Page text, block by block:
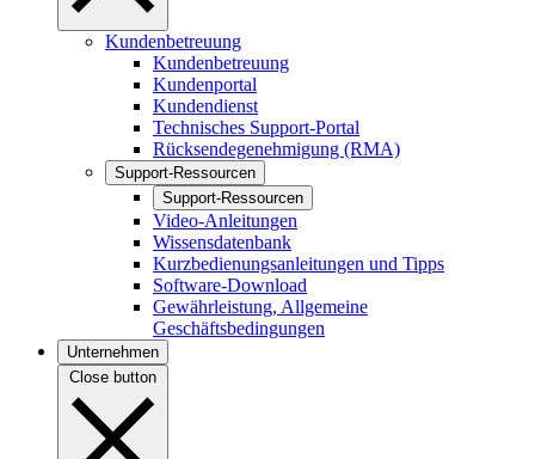
Kundenbetreuung
Kundenbetreuung
Kundenportal
Kundendienst
Technisches Support-Portal
Rücksendegenehmigung (RMA)
Support-Ressourcen
Support-Ressourcen
Video-Anleitungen
Wissensdatenbank
Kurzbedienungsanleitungen und Tipps
Software-Download
Gewährleistung, Allgemeine
Geschäftsbedingungen
Unternehmen
Close button